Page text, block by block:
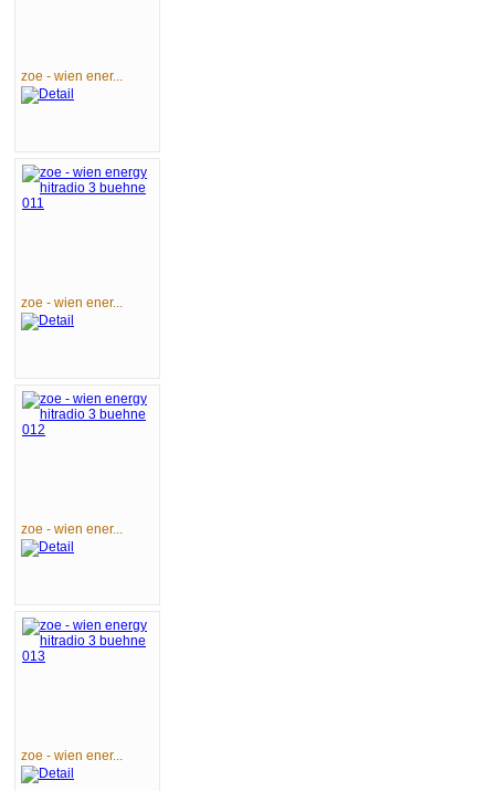
zoe - wien ener...
zoe - wien ener...
zoe - wien ener...
zoe - wien ener...